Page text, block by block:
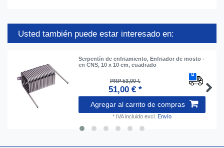
Usted también puede estar interesado en:
Serpentín de enfriamiento, Enfriador de mosto -
en CNS, 10 x 10 cm, cuadrado
PRP 53,00 €
51,00 € *
Agregar al carrito de compras
* IVA incluido excl. Envío